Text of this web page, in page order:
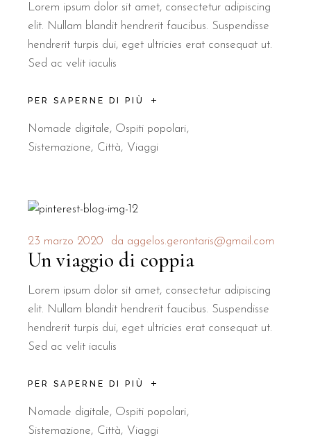
Lorem ipsum dolor sit amet, consectetur adipiscing
elit. Nullam blandit hendrerit faucibus. Suspendisse
hendrerit turpis dui, eget ultricies erat consequat ut.
Sed ac velit iaculis
PER SAPERNE DI PIÙ
Nomade digitale, Ospiti popolari
Sistemazione
Città Viaggi
23 marzo 2020 da aggelos.gerontaris@gmail.com
Un viaggio di coppia
Lorem ipsum dolor sit amet, consectetur adipiscing
elit. Nullam blandit hendrerit faucibus. Suspendisse
hendrerit turpis dui, eget ultricies erat consequat ut.
Sed ac velit iaculis
PER SAPERNE DI PIÙ
Nomade digitale, Ospiti popolari
Sistemazione
Città Viaggi